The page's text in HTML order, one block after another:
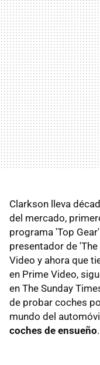
Clarkson lleva
del mercado,
programa 'Top
presentador de
Video y ahora que
en Prime Video,
en The Sunday
de probar coches
mundo del
coches de ensueño.